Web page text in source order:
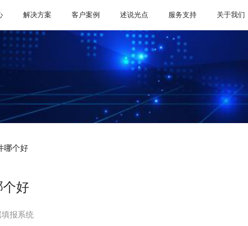
解决方案 客户案例 述说光点 服务支持 关于我们
哪个好
好
报系统